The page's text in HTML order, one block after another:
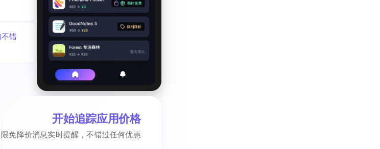
不错
开始追踪应用价格
限免降价消息实时提醒，不错过任何优惠